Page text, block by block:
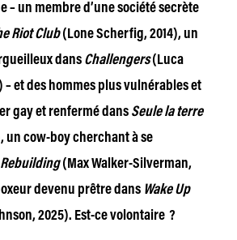
– un membre d’une société secrète
Riot Club(Lone Scherfig, 2014), un
dans Challengers(Luca
– et des hommes plus vulnérables et
gay et renfermé dans Seule la terre
un cow-boy cherchant à se
Rebuilding(Max Walker-Silverman,
devenu prêtre dans Wake Up
2025). Est-ce volontaire ?